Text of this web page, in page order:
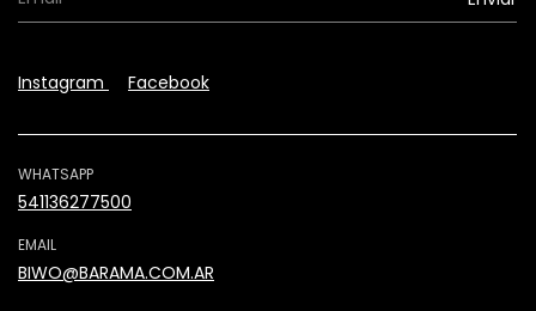
Instagram Facebook
WHATSAPP
541136277500
EMAIL
BIWO@BARAMA.COM.AR